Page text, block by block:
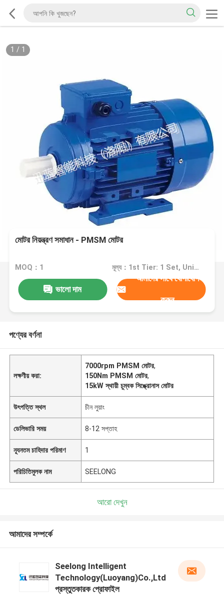
1 / 1
মোটর নিয়ন্ত্রণ সমাধান - PMSM মোটর
MOQ：1 মূল্য：1st Tier: 1 Set, Unit Price USD 3.00 2nd Tier: 2-5 Sets, Unit Price USD 2.00 3rd Tier: Over 5 Sets, Unit Price USD 1.00
ভালো দাম
আমাদের সাথে যোগাযোগ
করুন
পণ্যের বর্ণনা
লক্ষণীয় করা:
7000rpm PMSM মোটর,
150Nm PMSM মোটর,
15kW স্থায়ী চুম্বক সিঙ্ক্রোনাস মোটর
উৎপত্তি স্থল চীন লুয়াং
ডেলিভারি সময় 8-12 সপ্তাহ
ন্যূনতম চাহিদার পরিমাণ 1
পরিচিতিমুলক নাম SEELONG
আরো দেখুন
আমাদের সম্পর্কে
Seelong Intelligent
Technology(Luoyang)Co.,Ltd
প্রস্তুতকারক প্রোফাইল